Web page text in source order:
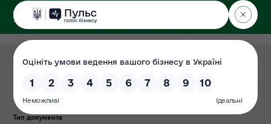
ДЕРЖЕКОІНСПЕКЦІЯ
Поліського округу
Категорія публікації
Тип документа